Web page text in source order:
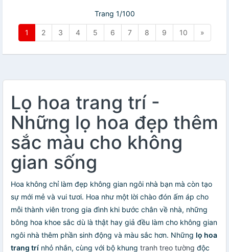
Trang 1/100
1 2 3 4 5 6 7 8 9 10 »
Lọ hoa trang trí -
Những lọ hoa đẹp thêm
sắc màu cho không
gian sống
Hoa không chỉ làm đẹp không gian ngôi nhà bạn mà còn tạo
sự mới mẻ và vui tươi. Hoa như một lời chào đón ấm áp cho
mỗi thành viên trong gia đình khi bước chân về nhà, những
bông hoa khoe sắc dù là thật hay giả đều làm cho không gian
ngôi nhà thêm phần sinh động và màu sắc hơn. Những lọ hoa
trang trí nhỏ nhắn, cùng với bộ khung tranh treo tường độc